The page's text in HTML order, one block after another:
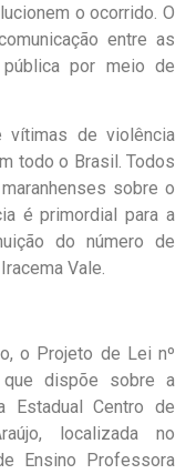
o ocorrido. O
entre as
por meio de
vítimas de violência
todo o Brasil. Todos
sobre o
é primordial para a
do número de
Vale.
o Projeto de Lei nº
que dispõe sobre a
Estadual Centro de
localizada no
Ensino Professora